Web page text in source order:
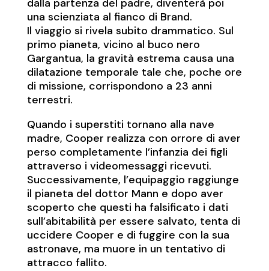
dalla partenza del padre, diventerà poi
una scienziata al fianco di Brand.
Il viaggio si rivela subito drammatico. Sul
primo pianeta, vicino al buco nero
Gargantua, la gravità estrema causa una
dilatazione temporale tale che, poche ore
di missione, corrispondono a 23 anni
terrestri.
Quando i superstiti tornano alla nave
madre, Cooper realizza con orrore di aver
perso completamente l’infanzia dei figli
attraverso i videomessaggi ricevuti.
Successivamente, l’equipaggio raggiunge
il pianeta del dottor Mann e dopo aver
scoperto che questi ha falsificato i dati
sull’abitabilità per essere salvato, tenta di
uccidere Cooper e di fuggire con la sua
astronave, ma muore in un tentativo di
attracco fallito.